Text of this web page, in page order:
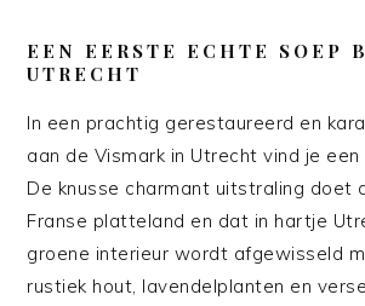
EEN EERSTE ECHTE SOEP
UTRECHT
In een prachtig gerestaureerd en
aan de Vismark in Utrecht vind je
De knusse charmant uitstraling doet
Franse platteland en dat in hartje
groene interieur wordt afgewisseld
rustiek hout, lavendelplanten en verse